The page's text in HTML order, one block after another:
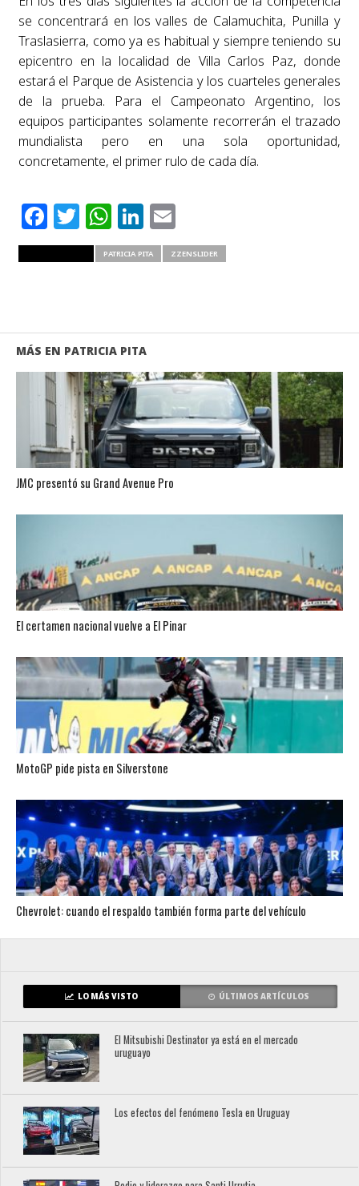
se concentrará en los valles de Calamuchita, Punilla y
Traslasierra, como ya es habitual y siempre teniendo su
epicentro en la localidad de Villa Carlos Paz, donde
estará el Parque de Asistencia y los cuarteles generales
de la prueba. Para el Campeonato Argentino, los
equipos participantes solamente recorrerán el trazado
mundialista pero en una sola oportunidad,
concretamente, el primer rulo de cada día.
Facebook
Twitter
WhatsApp
LinkedIn
Email
PATRICIA PITA ZZENSLIDER
MÁS EN PATRICIA PITA
JMC presentó su Grand Avenue Pro
El certamen nacional vuelve a El Pinar
MotoGP pide pista en Silverstone
Chevrolet: cuando el respaldo también forma parte del vehículo
LO MÁS VISTO ÚLTIMOS ARTÍCULOS
El Mitsubishi Destinator ya está en el mercado
uruguayo
Los efectos del fenómeno Tesla en Uruguay